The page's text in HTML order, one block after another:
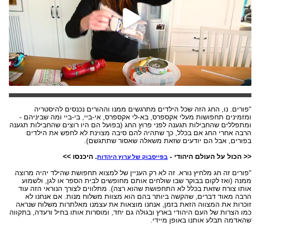
"פורים. נו, החג הזה שכל הילדים מתרגשים ממנו וההורים נכנסים להיסטריה
ומזמינים תחפושות מעלי אקספרס, בא-לי אקספרס, אי-ביי, בי-ביי ומה שביניהם -
ומתפללים שהחבילות תגענה לפני פרוץ החג (בפועל הם היו רוצים שהחבילות תגענה
הרבה אחרי החג אם בכלל, כך שתהיה להם סיבה מצוינת לא לחפש את הילדים
בפורים, אבל הם יודעים שזאת משאלה שאסור שתתגשם).
<< הכול על העולם היהודי - בפייסבוק של ערוץ היהדות. היכנסו >>
"פורים זה חג מלחיץ נורא. זה לא רק העניין של למצוא תחפושת שהילד יהיה מרוצה
ממנה (ואז לקום בבוקר שבו שולחים אותם מחופשים לבית הספר או לגן, ולשמוע
אותו צורח שזאת בכלל לא התחפושת שהוא רצה). מתלווים לצורך הנוראי הזה עוד
הרבה מאוד דברים, שהקשה ביותר בהם הוא מצוות משלוח מנות. אם אנחנו לא
זוכרות את המצווה הזאת בזמן, אנחנו מוצאות את עצמנו מאלתרות משלוח שנראה
כמו הצרות של העם היהודי בארץ ובגולה גם יחד, ומוסרות אותו בחיל ורעדה, בתקווה
שהאדמה תבלע אותנו באופן מיידי.